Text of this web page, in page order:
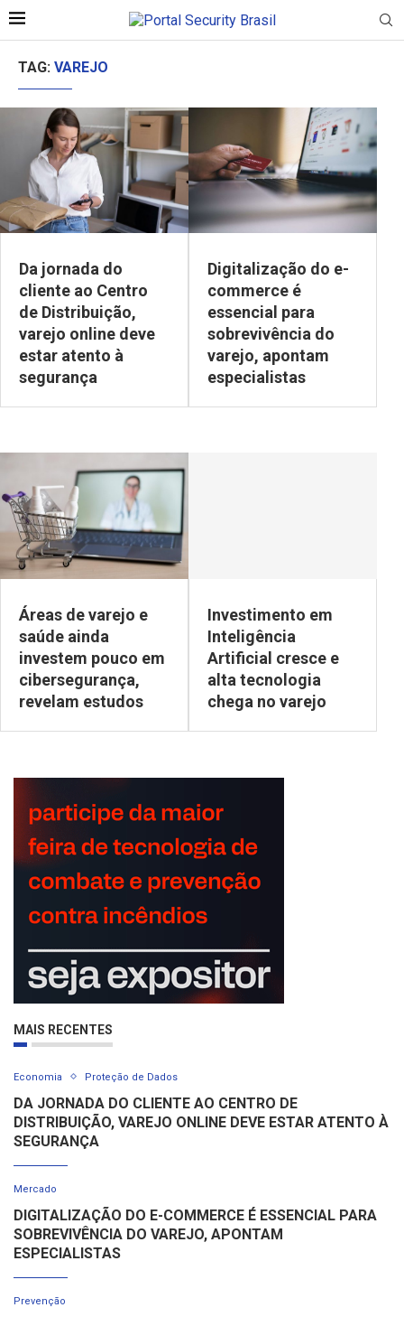
TAG: VAREJO
Da jornada do
cliente ao Centro
de Distribuição,
varejo online deve
estar atento à
segurança
Digitalização do e-
commerce é
essencial para
sobrevivência do
varejo, apontam
especialistas
Áreas de varejo e
saúde ainda
investem pouco em
cibersegurança,
revelam estudos
Investimento em
Inteligência
Artificial cresce e
alta tecnologia
chega no varejo
MAIS RECENTES
Economia Proteção de Dados
DA JORNADA DO CLIENTE AO CENTRO DE
DISTRIBUIÇÃO, VAREJO ONLINE DEVE ESTAR ATENTO À
SEGURANÇA
Mercado
DIGITALIZAÇÃO DO E-COMMERCE É ESSENCIAL PARA
SOBREVIVÊNCIA DO VAREJO, APONTAM
ESPECIALISTAS
Prevenção